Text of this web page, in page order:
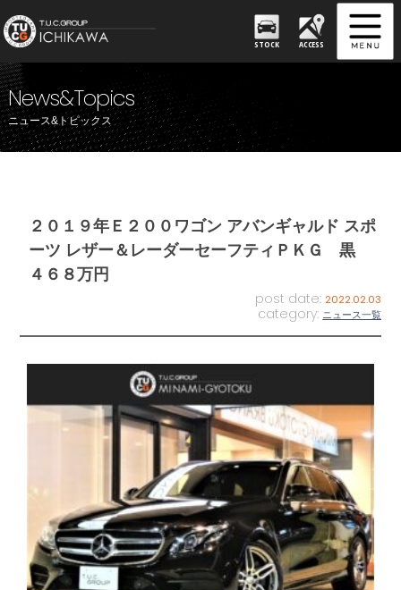
STOCK ACCESS
News&Topics
ニュース&トピックス
２０１９年Ｅ２００ワゴン アバンギャルド スポ
ーツ レザー＆レーダーセーフティＰＫＧ 黒
４６８万円
post date: 2022.02.03
category: ニュース一覧